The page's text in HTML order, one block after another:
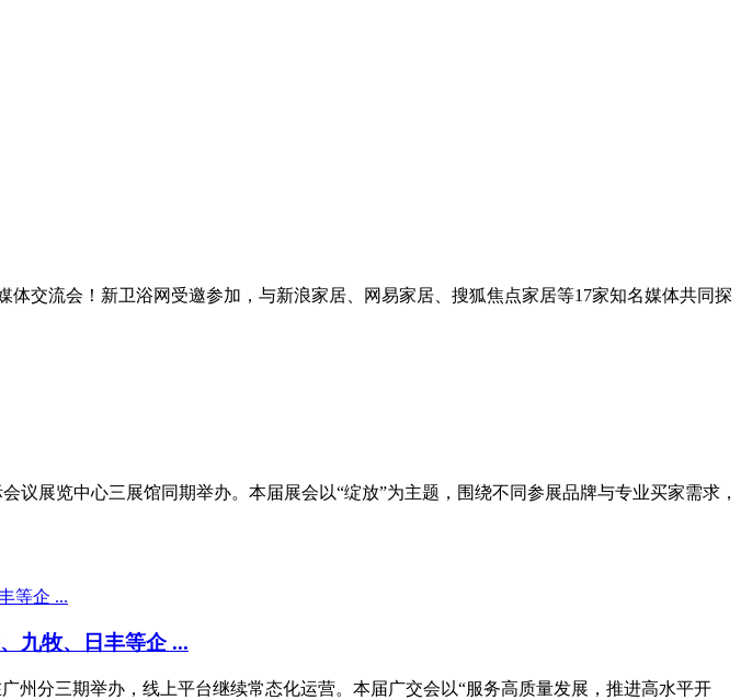
交流会！新卫浴网受邀参加，与新浪家居、网易家居、搜狐焦点家居等17家知名媒体共同探
议展览中心三展馆同期举办。本届展会以“绽放”为主题，围绕不同参展品牌与专业买家需求，
九牧、日丰等企 ...
州分三期举办，线上平台继续常态化运营。本届广交会以“服务高质量发展，推进高水平开